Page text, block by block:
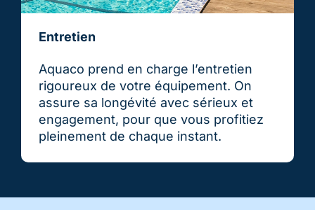
Entretien
Aquaco prend en charge l’entretien
rigoureux de votre équipement. On
assure sa longévité avec sérieux et
engagement, pour que vous profitiez
pleinement de chaque instant.